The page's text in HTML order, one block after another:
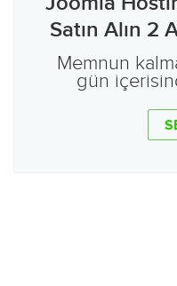
Satın Alın 2
Memnun
gün